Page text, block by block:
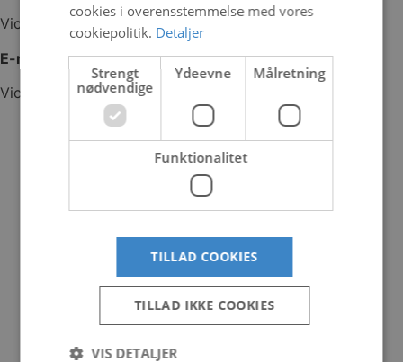
Victor Meldgaard Madsen
E-mail:
Victormm@gjoel-marinecenter.com
cookies i overensstemmelse med vores
cookiepolitik. Detaljer
Strengt
nødvendige
Ydeevne Målretning
Funktionalitet
TILLAD COOKIES
TILLAD IKKE COOKIES
VIS DETALJER